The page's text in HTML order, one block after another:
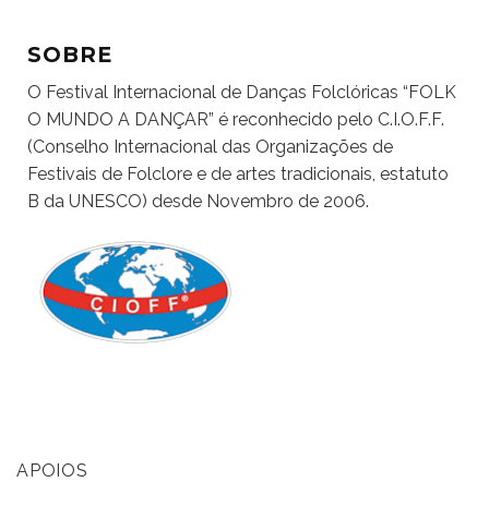
SOBRE
O Festival Internacional de Danças Folclóricas “FOLK
O MUNDO A DANÇAR” é reconhecido pelo C.I.O.F.F.
(Conselho Internacional das Organizações de
Festivais de Folclore e de artes tradicionais, estatuto
B da UNESCO) desde Novembro de 2006.
APOIOS